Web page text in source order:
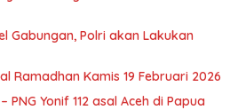
Gabungan, Polri akan Lakukan
Ramadhan Kamis 19 Februari 2026
PNG Yonif 112 asal Aceh di Papua